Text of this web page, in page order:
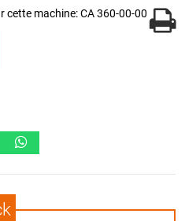
cette machine: CA 360-00-00